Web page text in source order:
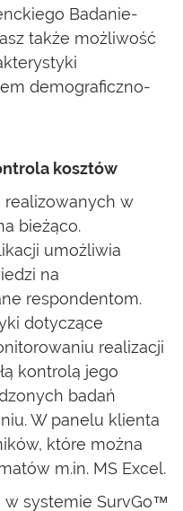
Badanie-
także możliwość
demograficzno-
kosztów
w
bieżąco.
umożliwia
na
respondentom.
dotyczące
realizacji
kontrolą jego
badań
W panelu klienta
które można
m.in. MS Excel.
w systemie SurvGo™